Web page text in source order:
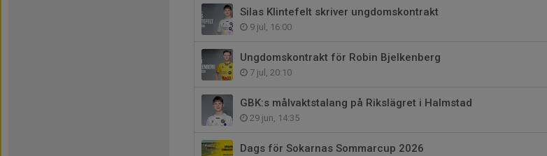
Silas Klintefelt skriver ungdomskontrakt
9 jul, 16:00
Ungdomskontrakt för Robin Bjelkenberg
7 jul, 20:10
GBK:s målvaktstalang på Rikslägret i Halmstad
29 jun, 14:35
Dags för Sokarnas Sommarcup 2026